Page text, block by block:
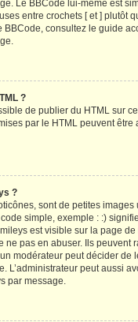
Le BBCode lui-même est
entre crochets [ et ] plutôt
BBCode, consultez le guide
?
de publier du HTML sur
par le HTML peuvent être
?
sont de petites
simple, exemple : :)
est visible sur la page
ne pas en abuser. Ils peuvent
modérateur peut décider de
L’administrateur peut aussi
par message.